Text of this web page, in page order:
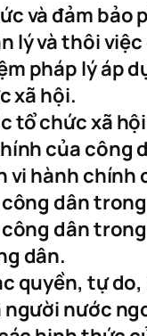
và đảm bảo
lý và thôi
pháp lý áp
xã hội.
tổ chức xã
của công
vi hành chính
dân
dân
dân.
quyền, tự
nước